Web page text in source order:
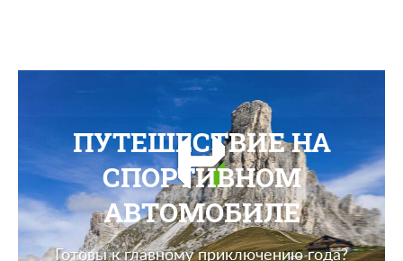
ПУТЕШЕСТВИЕ НА
СПОРТИВНОМ
АВТОМОБИЛЕ
Готовы к главному приключению года?